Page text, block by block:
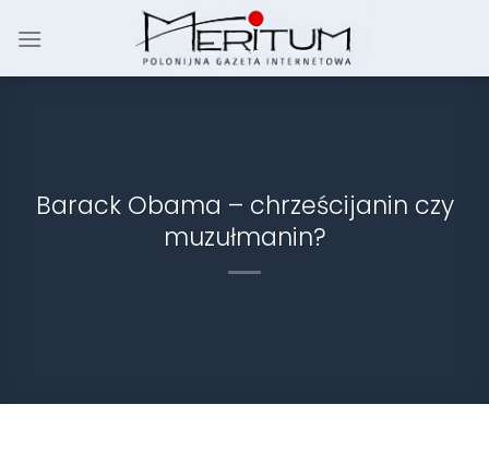
Barack Obama – chrześcijanin czy
muzułmanin?